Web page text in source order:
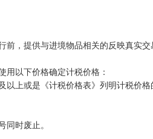
，提供与进境物品相关的反映真实交
以下价格确定计税价格：
上或是《计税价格表》列明计税价格
同时废止。